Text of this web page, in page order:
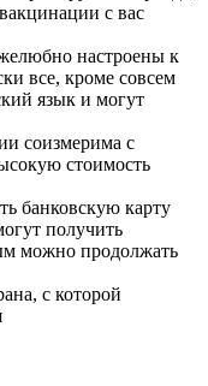
с вас
настроены к
все, кроме совсем
язык и могут
соизмерима с
стоимость
банковскую карту
получить
можно продолжать
с которой